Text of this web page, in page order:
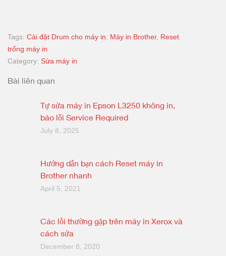
Tags: Cài đặt Drum cho máy in, Máy in Brother, Reset
trống máy in
Category: Sửa máy in
Bài liên quan
Tự sửa máy in Epson L3250 không in,
báo lỗi Service Required
July 8, 2025
Hướng dẫn bạn cách Reset máy in
Brother nhanh
April 5, 2021
Các lỗi thường gặp trên máy in Xerox và
cách sửa
December 8, 2020